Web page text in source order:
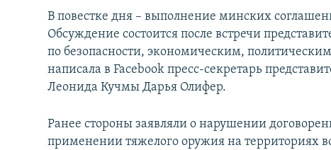
В повестке дня – выполнение минских
Обсуждение состоится после встречи
по безопасности, экономическим,
написала в Facebook пресс-секретарь
Леонида Кучмы Дарья Олифер.
Ранее стороны заявляли о нарушении
применении тяжелого оружия на территориях